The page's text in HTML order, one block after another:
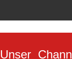
Unser